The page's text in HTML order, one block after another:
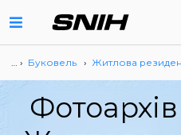
… › Буковель › Житлова